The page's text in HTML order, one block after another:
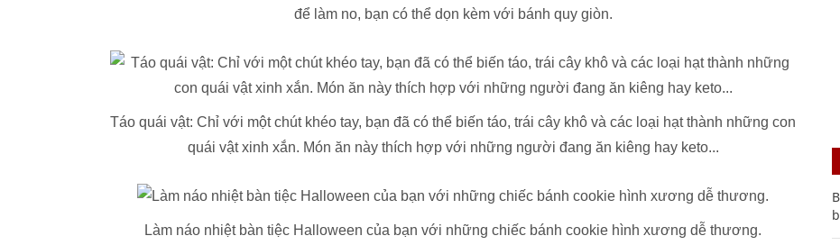
để làm no, bạn có thể dọn kèm với bánh quy giòn.
Táo quái vật: Chỉ với một chút khéo tay, bạn đã có thể biến táo, trái cây khô và các loại hạt thành những con
quái vật xinh xắn. Món ăn này thích hợp với những người đang ăn kiêng hay keto...
Làm náo nhiệt bàn tiệc Halloween của bạn với những chiếc bánh cookie hình xương dễ thương.